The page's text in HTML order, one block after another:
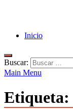
Inicio
Buscar:
Main Menu
Etiqueta: